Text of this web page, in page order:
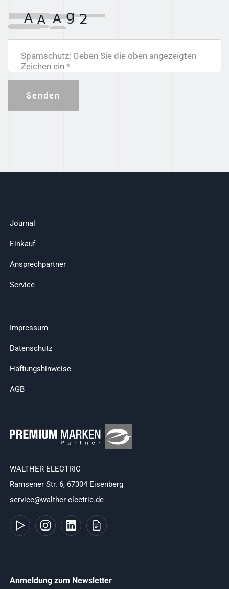
Spamschutz: Geben Sie die oben angezeigten
Zeichen ein *
Senden
Journal
Einkauf
Ansprechpartner
Service
Impressum
Datenschutz
Haftungshinweise
AGB
WALTHER ELECTRIC
Ramsener Str. 6, 67304 Eisenberg
service@walther-electric.de
Anmeldung zum Newsletter